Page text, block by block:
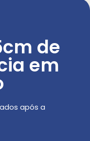
de
em
após a